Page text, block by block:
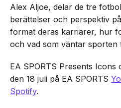
Alex Aljoe, delar de tre
berättelser och perspektiv
format deras karriärer, hur
och vad som väntar sporten
EA SPORTS Presents
den 18 juli på EA SPORTS
Spotify.